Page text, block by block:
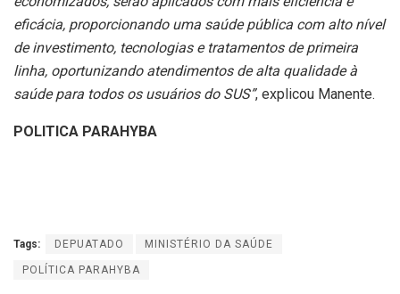
eficácia, proporcionando uma saúde pública com alto nível
de investimento, tecnologias e tratamentos de primeira
linha, oportunizando atendimentos de alta qualidade à
saúde para todos os usuários do SUS”, explicou Manente.
POLITICA PARAHYBA
Tags: DEPUATADO MINISTÉRIO DA SAÚDE
POLÍTICA PARAHYBA